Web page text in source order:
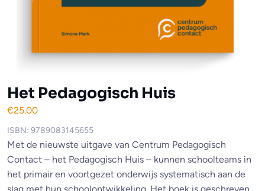
Het Pedagogisch Huis
€25.00
ISBN: 9789083145655
Met de nieuwste uitgave van Centrum Pedagogisch
Contact – het Pedagogisch Huis – kunnen schoolteams in
het primair en voortgezet onderwijs systematisch aan de